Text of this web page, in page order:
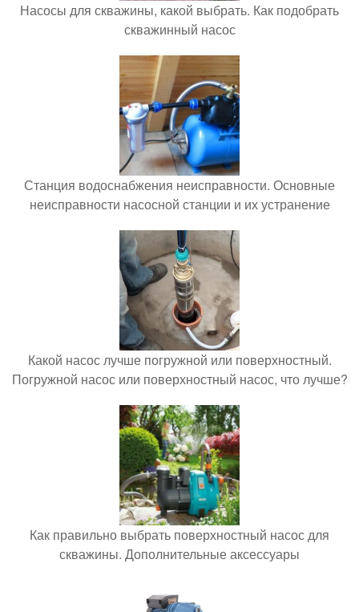
Насосы для скважины, какой выбрать. Как подобрать
скважинный насос
Станция водоснабжения неисправности. Основные
неисправности насосной станции и их устранение
Какой насос лучше погружной или поверхностный.
Погружной насос или поверхностный насос, что лучше?
Как правильно выбрать поверхностный насос для
скважины. Дополнительные аксессуары